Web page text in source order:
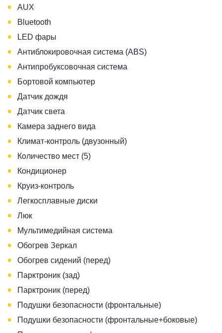
• AUX
• Bluetooth
• LED фары
• Антиблокировочная система (ABS)
• Антипробуксовочная система
• Бортовой компьютер
• Датчик дождя
• Датчик света
• Камера заднего вида
• Климат-контроль (двузонный)
• Количество мест (5)
• Кондиционер
• Круиз-контроль
• Легкосплавные диски
• Люк
• Мультимедийная система
• Обогрев Зеркал
• Обогрев сидений (перед)
• Парктроник (зад)
• Парктроник (перед)
• Подушки безопасности (фронтальные)
• Подушки безопасности (фронтальные+боковые)